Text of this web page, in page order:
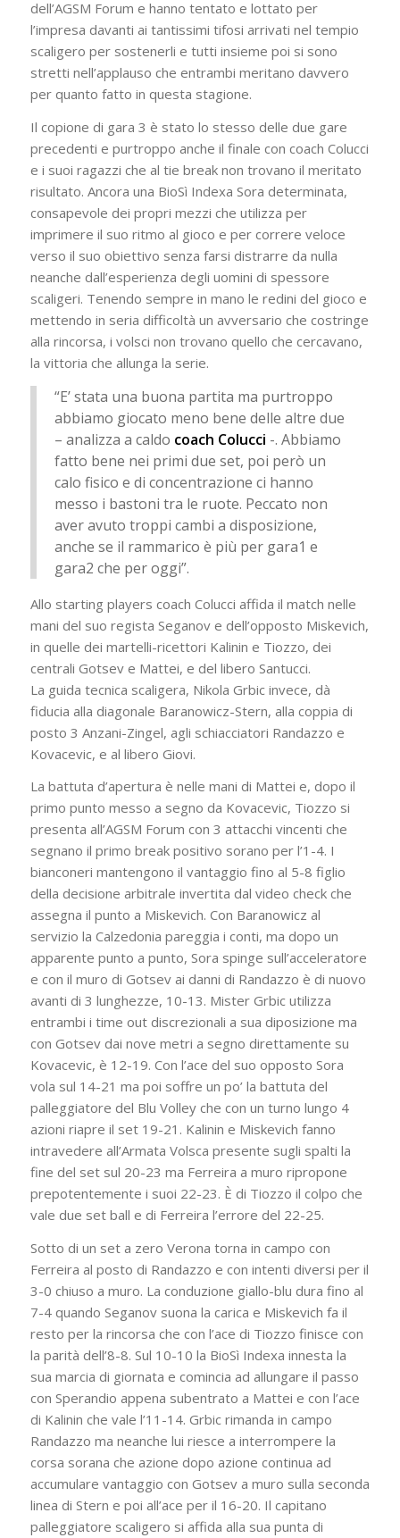
dell’AGSM Forum e hanno tentato e lottato per
l’impresa davanti ai tantissimi tifosi arrivati nel tempio
scaligero per sostenerli e tutti insieme poi si sono
stretti nell’applauso che entrambi meritano davvero
per quanto fatto in questa stagione.
Il copione di gara 3 è stato lo stesso delle due gare
precedenti e purtroppo anche il finale con coach Colucci
e i suoi ragazzi che al tie break non trovano il meritato
risultato. Ancora una BioSì Indexa Sora determinata,
consapevole dei propri mezzi che utilizza per
imprimere il suo ritmo al gioco e per correre veloce
verso il suo obiettivo senza farsi distrarre da nulla
neanche dall’esperienza degli uomini di spessore
scaligeri. Tenendo sempre in mano le redini del gioco e
mettendo in seria difficoltà un avversario che costringe
alla rincorsa, i volsci non trovano quello che cercavano,
la vittoria che allunga la serie.
“E’ stata una buona partita ma purtroppo
abbiamo giocato meno bene delle altre due
– analizza a caldo coach Colucci -. Abbiamo
fatto bene nei primi due set, poi però un
calo fisico e di concentrazione ci hanno
messo i bastoni tra le ruote. Peccato non
aver avuto troppi cambi a disposizione,
anche se il rammarico è più per gara1 e
gara2 che per oggi”.
Allo starting players coach Colucci affida il match nelle
mani del suo regista Seganov e dell’opposto Miskevich,
in quelle dei martelli-ricettori Kalinin e Tiozzo, dei
centrali Gotsev e Mattei, e del libero Santucci.
La guida tecnica scaligera, Nikola Grbic invece, dà
fiducia alla diagonale Baranowicz-Stern, alla coppia di
posto 3 Anzani-Zingel, agli schiacciatori Randazzo e
Kovacevic, e al libero Giovi.
La battuta d’apertura è nelle mani di Mattei e, dopo il
primo punto messo a segno da Kovacevic, Tiozzo si
presenta all’AGSM Forum con 3 attacchi vincenti che
segnano il primo break positivo sorano per l’1-4. I
bianconeri mantengono il vantaggio fino al 5-8 figlio
della decisione arbitrale invertita dal video check che
assegna il punto a Miskevich. Con Baranowicz al
servizio la Calzedonia pareggia i conti, ma dopo un
apparente punto a punto, Sora spinge sull’acceleratore
e con il muro di Gotsev ai danni di Randazzo è di nuovo
avanti di 3 lunghezze, 10-13. Mister Grbic utilizza
entrambi i time out discrezionali a sua diposizione ma
con Gotsev dai nove metri a segno direttamente su
Kovacevic, è 12-19. Con l’ace del suo opposto Sora
vola sul 14-21 ma poi soffre un po’ la battuta del
palleggiatore del Blu Volley che con un turno lungo 4
azioni riapre il set 19-21. Kalinin e Miskevich fanno
intravedere all’Armata Volsca presente sugli spalti la
fine del set sul 20-23 ma Ferreira a muro ripropone
prepotentemente i suoi 22-23. È di Tiozzo il colpo che
vale due set ball e di Ferreira l’errore del 22-25.
Sotto di un set a zero Verona torna in campo con
Ferreira al posto di Randazzo e con intenti diversi per il
3-0 chiuso a muro. La conduzione giallo-blu dura fino al
7-4 quando Seganov suona la carica e Miskevich fa il
resto per la rincorsa che con l’ace di Tiozzo finisce con
la parità dell’8-8. Sul 10-10 la BioSì Indexa innesta la
sua marcia di giornata e comincia ad allungare il passo
con Sperandio appena subentrato a Mattei e con l’ace
di Kalinin che vale l’11-14. Grbic rimanda in campo
Randazzo ma neanche lui riesce a interrompere la
corsa sorana che azione dopo azione continua ad
accumulare vantaggio con Gotsev a muro sulla seconda
linea di Stern e poi all’ace per il 16-20. Il capitano
palleggiatore scaligero si affida alla sua punta di